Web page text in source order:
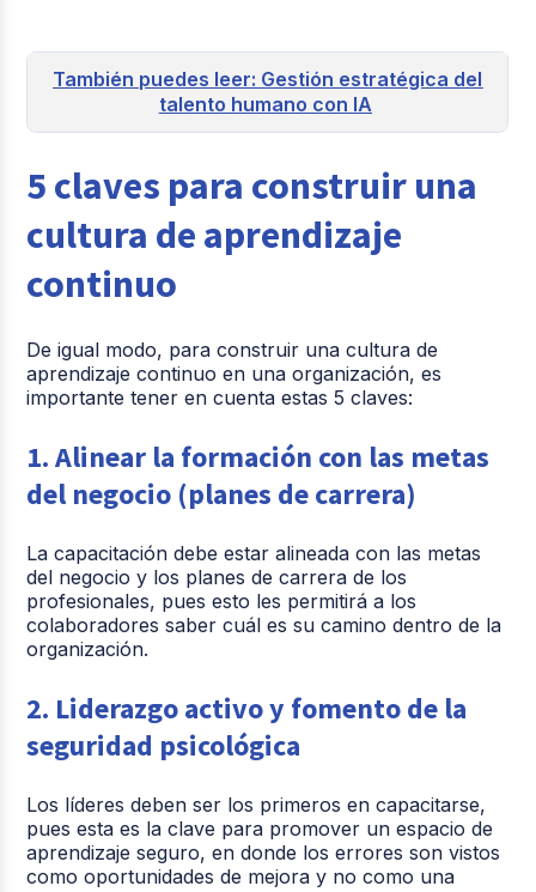
También puedes leer: Gestión estratégica del
talento humano con IA
5 claves para construir una
cultura de aprendizaje
continuo
De igual modo, para construir una cultura de
aprendizaje continuo en una organización, es
importante tener en cuenta estas 5 claves:
1. Alinear la formación con las metas
del negocio (planes de carrera)
La capacitación debe estar alineada con las metas
del negocio y los planes de carrera de los
profesionales, pues esto les permitirá a los
colaboradores saber cuál es su camino dentro de la
organización.
2. Liderazgo activo y fomento de la
seguridad psicológica
Los líderes deben ser los primeros en capacitarse,
pues esta es la clave para promover un espacio de
aprendizaje seguro, en donde los errores son vistos
como oportunidades de mejora y no como una